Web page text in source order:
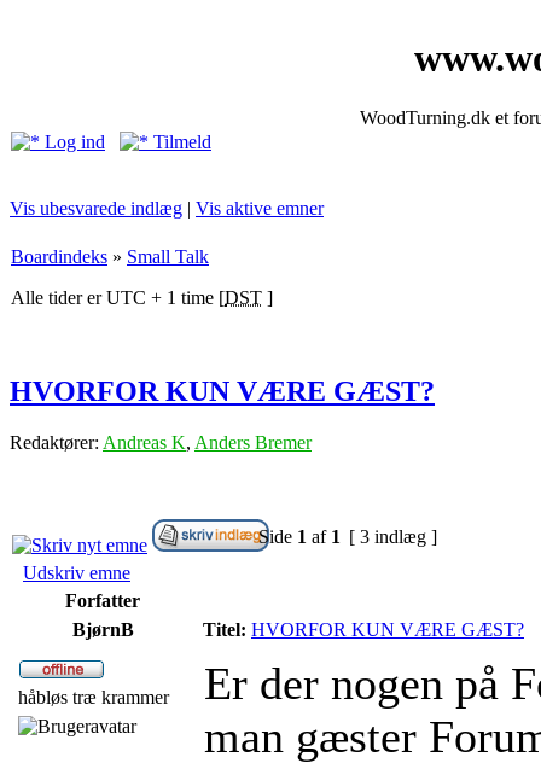
WoodTurning.dk et
Log ind
Tilmeld
Vis ubesvarede indlæg | Vis aktive emner
Boardindeks » Small Talk
Alle tider er UTC + 1 time [DST ]
HVORFOR KUN VÆRE GÆST?
Redaktører: Andreas K, Anders Bremer
Side 1 af 1 [ 3 indlæg ]
Udskriv emne
Forfatter
BjørnB
Titel: HVORFOR KUN VÆRE GÆST?
håbløs træ krammer
Er der nogen på
man gæster